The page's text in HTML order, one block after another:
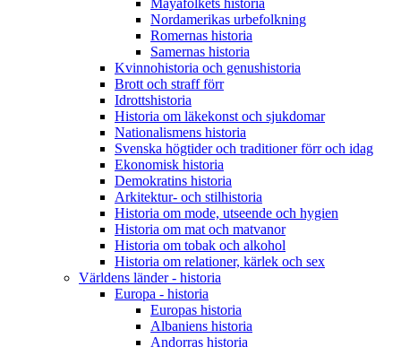
Mayafolkets historia
Nordamerikas urbefolkning
Romernas historia
Samernas historia
Kvinnohistoria och genushistoria
Brott och straff förr
Idrottshistoria
Historia om läkekonst och sjukdomar
Nationalismens historia
Svenska högtider och traditioner förr och idag
Ekonomisk historia
Demokratins historia
Arkitektur- och stilhistoria
Historia om mode, utseende och hygien
Historia om mat och matvanor
Historia om tobak och alkohol
Historia om relationer, kärlek och sex
Världens länder - historia
Europa - historia
Europas historia
Albaniens historia
Andorras historia